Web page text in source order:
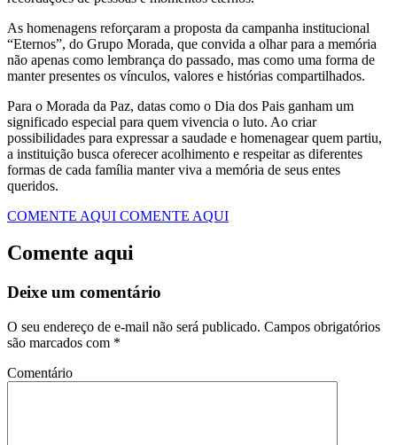
As homenagens reforçaram a proposta da campanha institucional
“Eternos”, do Grupo Morada, que convida a olhar para a memória
não apenas como lembrança do passado, mas como uma forma de
manter presentes os vínculos, valores e histórias compartilhados.
Para o Morada da Paz, datas como o Dia dos Pais ganham um
significado especial para quem vivencia o luto. Ao criar
possibilidades para expressar a saudade e homenagear quem partiu,
a instituição busca oferecer acolhimento e respeitar as diferentes
formas de cada família manter viva a memória de seus entes
queridos.
COMENTE AQUI COMENTE AQUI
Comente aqui
Deixe um comentário
O seu endereço de e-mail não será publicado. Campos obrigatórios
são marcados com *
Comentário